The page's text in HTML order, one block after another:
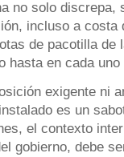
no solo discrepa,
incluso a
de pacotilla de
hasta en cada
exigente ni
es un
el contexto
gobierno, debe